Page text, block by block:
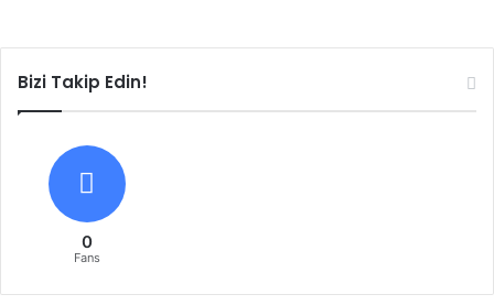
Bizi Takip Edin!
0
Fans